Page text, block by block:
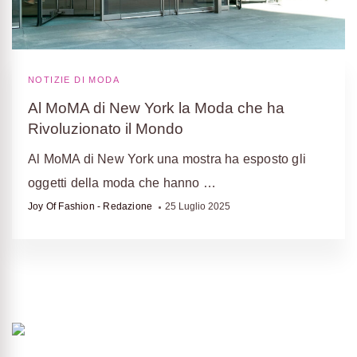
NOTIZIE DI MODA
Al MoMA di New York la Moda che ha
Rivoluzionato il Mondo
Al MoMA di New York una mostra ha esposto gli
oggetti della moda che hanno …
Joy Of Fashion - Redazione 25 Luglio 2025